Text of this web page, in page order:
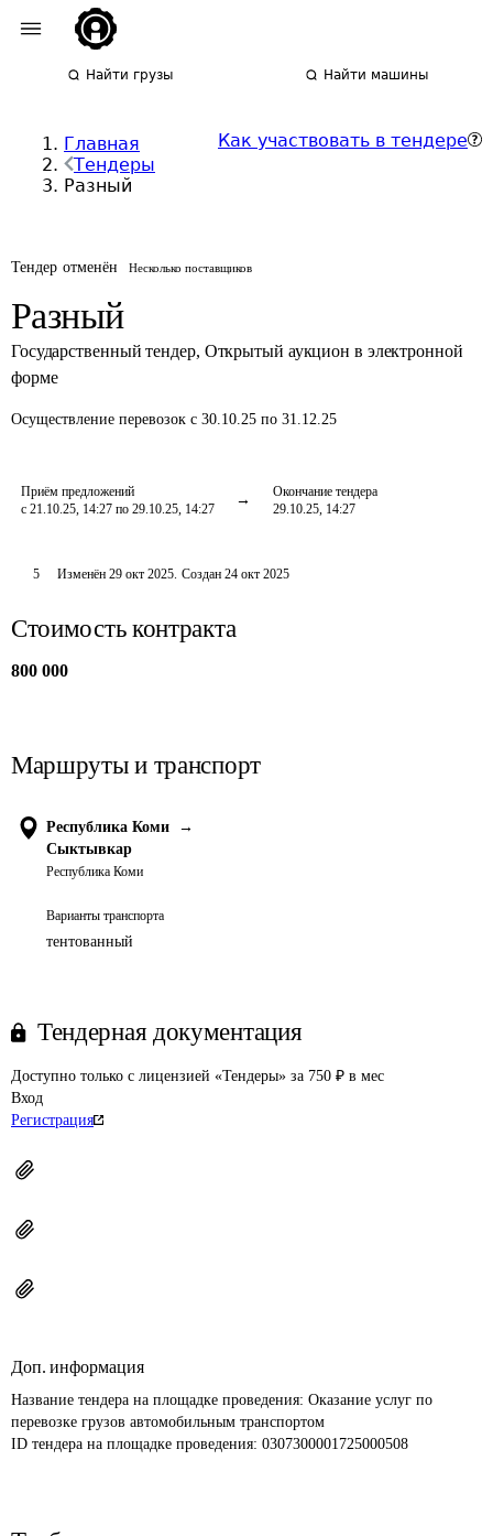
Найти грузы Найти машины
Главная
Тендеры
Разный
Как участвовать в тендере
Тендер отменён Несколько поставщиков
Разный
Государственный тендер, Открытый аукцион в электронной
форме
Осуществление перевозок с 30.10.25 по 31.12.25
Приём предложений
с 21.10.25, 14:27 по 29.10.25, 14:27
Окончание тендера
29.10.25, 14:27
5 Изменён 29 окт 2025. Создан 24 окт 2025
Стоимость контракта
800 000
Маршруты и транспорт
Республика Коми
→
Сыктывкар
Республика Коми
Варианты транспорта
тентованный
Тендерная документация
Доступно только с лицензией «Тендеры» за 750 ₽ в мес
Вход
Регистрация
Доп. информация
Название тендера на площадке проведения: Оказание услуг по
перевозке грузов автомобильным транспортом
ID тендера на площадке проведения: 0307300001725000508